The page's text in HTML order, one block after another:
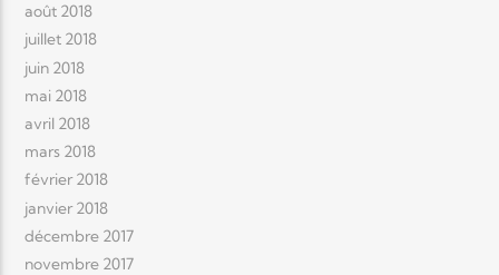
août 2018
juillet 2018
juin 2018
mai 2018
avril 2018
mars 2018
février 2018
janvier 2018
décembre 2017
novembre 2017